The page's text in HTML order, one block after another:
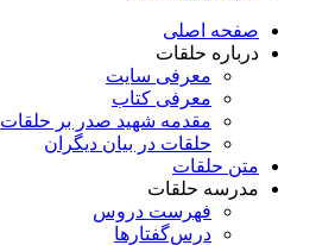
صفحه اصلی
درباره حلقات
معرفی سایت
معرفی کتاب
مقدمه شهید صدر بر حلقات
حلقات در بیان دیگران
متن حلقات
مدرسه حلقات
فهرست دروس
درس‌گفتار‌ها